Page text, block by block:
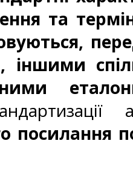
та
іншими
посилання